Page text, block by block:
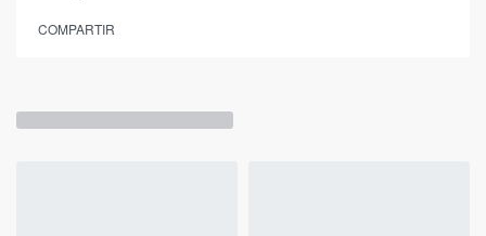
COMPARTIR